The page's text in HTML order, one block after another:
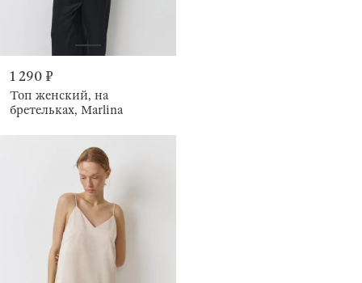
1 290 ₽
Топ женский, на
бретельках, Marlina